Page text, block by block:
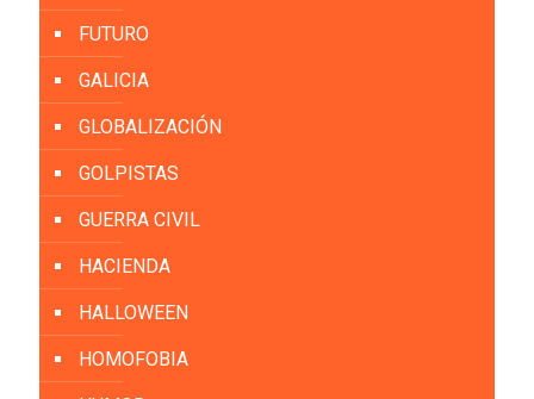
FUTURO
GALICIA
GLOBALIZACIÓN
GOLPISTAS
GUERRA CIVIL
HACIENDA
HALLOWEEN
HOMOFOBIA